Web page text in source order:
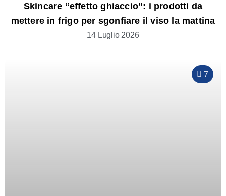
Skincare “effetto ghiaccio”: i prodotti da
mettere in frigo per sgonfiare il viso la mattina
14 Luglio 2026
7